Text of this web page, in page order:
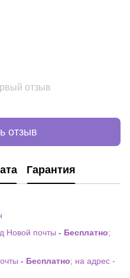
отзыв
отзыв
Гарантия
Новой почты - Бесплатно;
- Бесплатно; на адрес -